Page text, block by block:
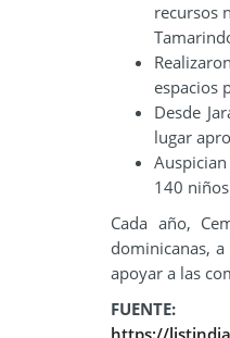
recursos
espacios
Desde
lugar
140
Cada año,
dominicanas,
apoyar a las
FUENTE:
https://